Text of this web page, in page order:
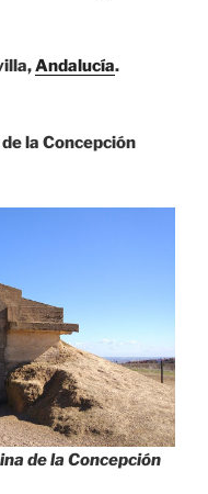
Andalucía.
la Concepción
de la Concepción